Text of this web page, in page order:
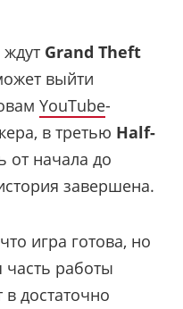
Grand Theft
выйти
YouTube-
в третью Half-
от начала до
завершена.
игра готова, но
часть работы
достаточно